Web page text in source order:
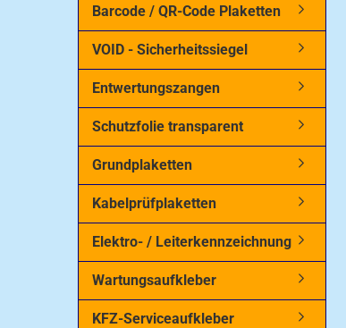
Barcode / QR-Code Plaketten
VOID - Sicherheitssiegel
Entwertungszangen
Schutzfolie transparent
Grundplaketten
Kabelprüfplaketten
Elektro- / Leiterkennzeichnung
Wartungsaufkleber
KFZ-Serviceaufkleber